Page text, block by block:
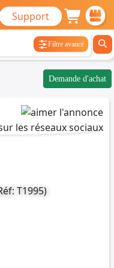
Support
Filtre avancé
Demande d'achat